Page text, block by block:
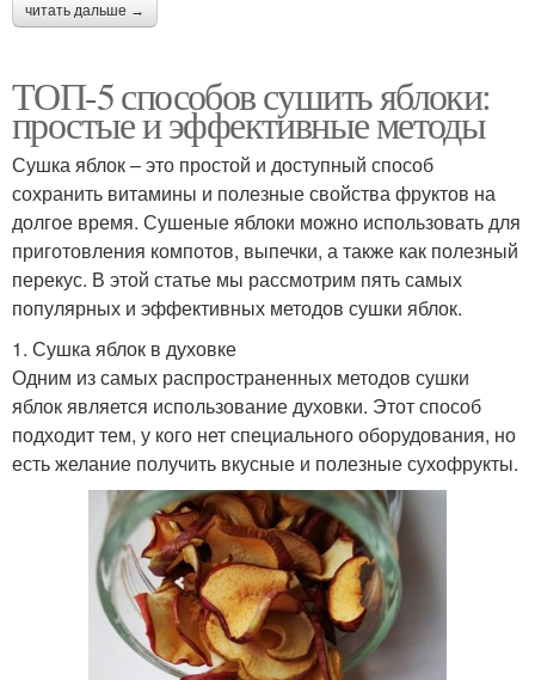
читать дальше →
ТОП-5 способов сушить яблоки:
простые и эффективные методы
Сушка яблок – это простой и доступный способ
сохранить витамины и полезные свойства фруктов на
долгое время. Сушеные яблоки можно использовать для
приготовления компотов, выпечки, а также как полезный
перекус. В этой статье мы рассмотрим пять самых
популярных и эффективных методов сушки яблок.
1. Сушка яблок в духовке
Одним из самых распространенных методов сушки
яблок является использование духовки. Этот способ
подходит тем, у кого нет специального оборудования, но
есть желание получить вкусные и полезные сухофрукты.